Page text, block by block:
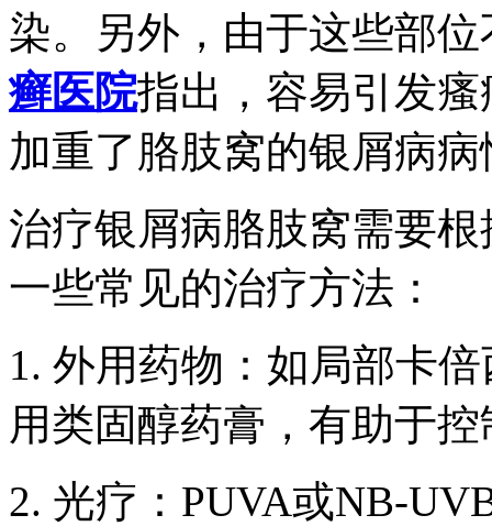
染。另外，由于这些部
癣医院指出，容易引发
加重了胳肢窝的银屑病病
治疗银屑病胳肢窝需要
一些常见的治疗方法：
1. 外用药物：如局部卡
用类固醇药膏，有助于
2. 光疗：PUVA或NB-